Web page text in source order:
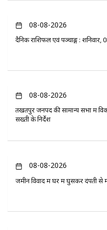
08-08-2026
दैनिक राशिफल एवं पञ्चाङ्ग : शनिवार,
08-08-2026
तखतपुर जनपद की सामान्य सभा में
सख्ती के निर्देश
08-08-2026
जमीन विवाद में घर में घुसकर दंपती से